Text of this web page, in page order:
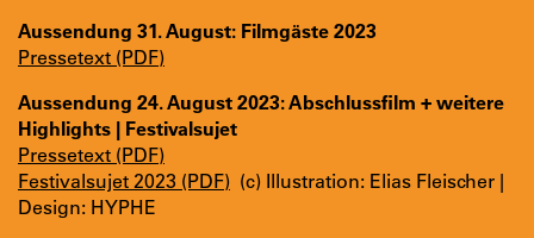
Aussendung 31. August: Filmgäste 2023
Pressetext (PDF)
Aussendung 24. August 2023: Abschlussfilm + weitere
Highlights | Festivalsujet
Pressetext (PDF)
Festivalsujet 2023 (PDF) (c) Illustration: Elias Fleischer |
Design: HYPHE